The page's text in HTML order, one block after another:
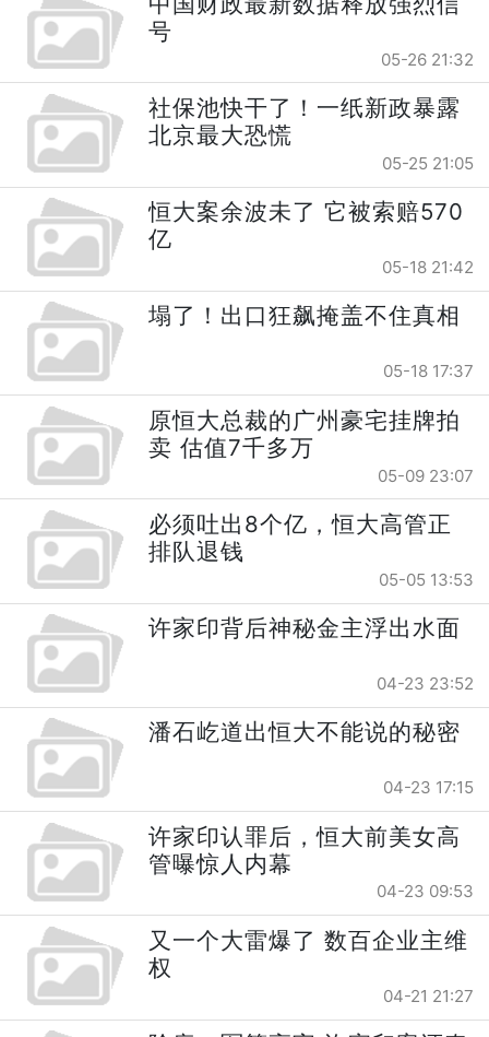
号
05-26 21:32
社保池快干了！一纸新政暴露
北京最大恐慌
05-25 21:05
恒大案余波未了 它被索赔570
亿
05-18 21:42
塌了！出口狂飙掩盖不住真相
05-18 17:37
原恒大总裁的广州豪宅挂牌拍
卖 估值7千多万
05-09 23:07
必须吐出8个亿，恒大高管正
排队退钱
05-05 13:53
许家印背后神秘金主浮出水面
04-23 23:52
潘石屹道出恒大不能说的秘密
04-23 17:15
许家印认罪后，恒大前美女高
管曝惊人内幕
04-23 09:53
又一个大雷爆了 数百企业主维
权
04-21 21:27